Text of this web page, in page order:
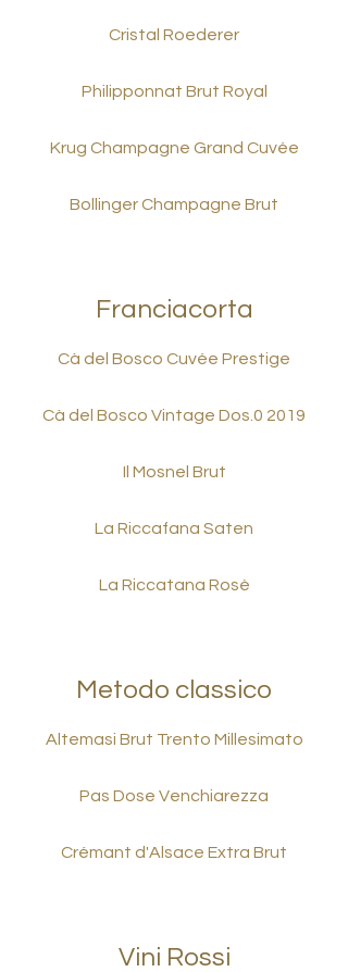
Cristal Roederer
Philipponnat Brut Royal
Krug Champagne Grand Cuvée
Bollinger Champagne Brut
Franciacorta
Cà del Bosco Cuvée Prestige
Cà del Bosco Vintage Dos.0 2019
Il Mosnel Brut
La Riccafana Saten
La Riccatana Rosè
Metodo classico
Altemasi Brut Trento Millesimato
Pas Dose Venchiarezza
Crémant d'Alsace Extra Brut
Vini Rossi